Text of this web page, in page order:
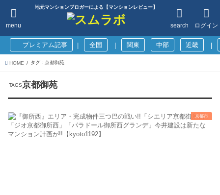
地元マンションブロガーによる【マンションレビュー】
ログイン
search
menu
プレミアム記事 全国 関東 中部 近畿
HOME タグ : 京都御苑
京都御苑
京都市